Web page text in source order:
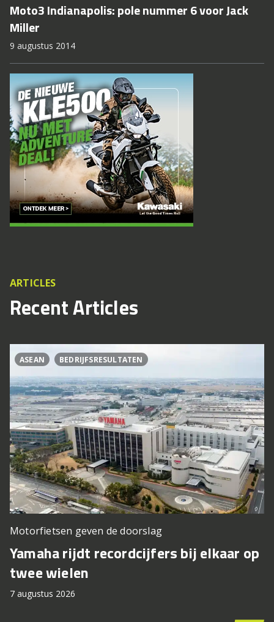
Moto3 Indianapolis: pole nummer 6 voor Jack
Miller
9 augustus 2014
ARTICLES
Recent Articles
ASEAN BEDRIJFSRESULTATEN
Motorfietsen geven de doorslag
Yamaha rijdt recordcijfers bij elkaar op
twee wielen
7 augustus 2026